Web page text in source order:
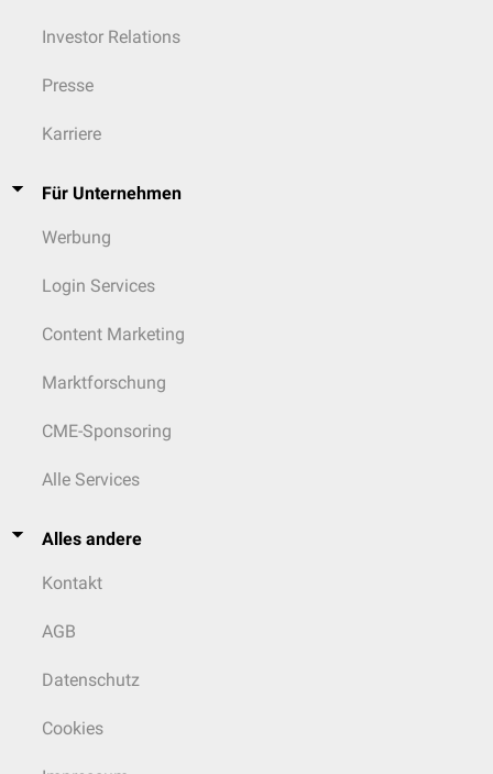
Investor Relations
Presse
Karriere
Für Unternehmen
Werbung
Login Services
Content Marketing
Marktforschung
CME-Sponsoring
Alle Services
Alles andere
Kontakt
AGB
Datenschutz
Cookies